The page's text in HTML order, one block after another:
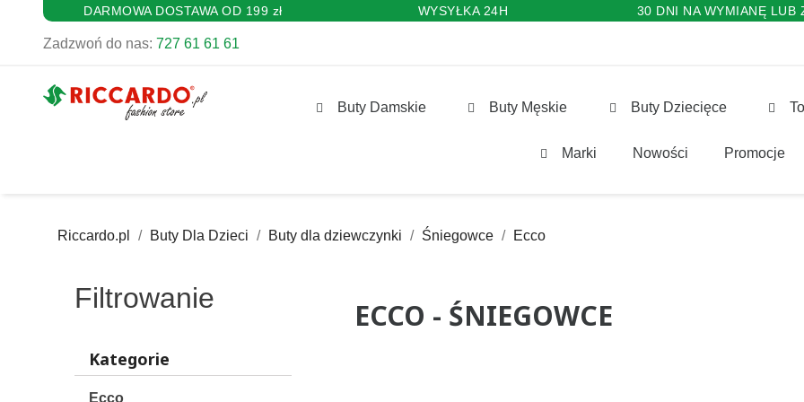
DARMOWA DOSTAWA OD 199 zł WYSYŁKA 24H 30 DNI NA WYMIANĘ LUB
Zadzwoń do nas: 727 61 61 61
Buty Damskie Buty Męskie Buty Dziecięce
Marki Nowości Promocje
Riccardo.pl Buty Dla Dzieci Buty dla dziewczynki Śniegowce Ecco
Filtrowanie
Kategorie
Ecco
ECCO - ŚNIEGOWCE